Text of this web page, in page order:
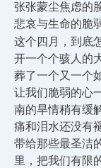
张张蒙尘焦虑的
悲哀与生命的脆
这个四月，到底
开一个个骇人的
葬了一个又一个
让我们脆弱的心
南的旱情稍有缓
痛和泪水还没有
带给那些最圣洁
里，把我们有限